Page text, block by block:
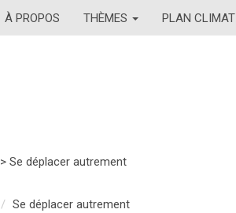
À PROPOS THÈMES PLAN CLIMAT
> Se déplacer autrement
Se déplacer autrement